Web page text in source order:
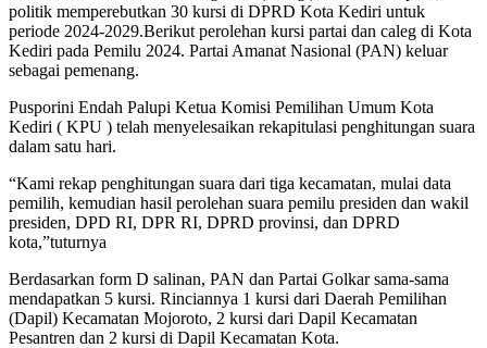
politik memperebutkan 30 kursi di DPRD Kota Kediri untuk
periode 2024-2029.Berikut perolehan kursi partai dan caleg di Kota
Kediri pada Pemilu 2024. Partai Amanat Nasional (PAN) keluar
sebagai pemenang.
Pusporini Endah Palupi Ketua Komisi Pemilihan Umum Kota
Kediri ( KPU ) telah menyelesaikan rekapitulasi penghitungan suara
dalam satu hari.
“Kami rekap penghitungan suara dari tiga kecamatan, mulai data
pemilih, kemudian hasil perolehan suara pemilu presiden dan wakil
presiden, DPD RI, DPR RI, DPRD provinsi, dan DPRD
kota,”tuturnya
Berdasarkan form D salinan, PAN dan Partai Golkar sama-sama
mendapatkan 5 kursi. Rinciannya 1 kursi dari Daerah Pemilihan
(Dapil) Kecamatan Mojoroto, 2 kursi dari Dapil Kecamatan
Pesantren dan 2 kursi di Dapil Kecamatan Kota.